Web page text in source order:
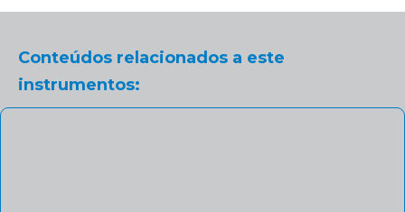
Conteúdos relacionados a este
instrumentos: